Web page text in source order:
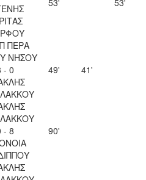
53' 53'
ΠΕΡΑ
ΝΗΣΟΥ
- 0
49' 41'
- 8
90'